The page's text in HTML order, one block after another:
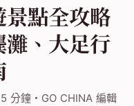
點全攻略
灘、大足行
分鐘・GO CHINA 編輯